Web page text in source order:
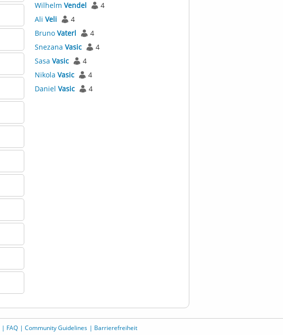
Wilhelm Vendel
4
Ali Veli
4
Bruno Vaterl
4
Snezana Vasic
4
Sasa Vasic
4
Nikola Vasic
4
Daniel Vasic 4
FAQ Community Guidelines
Barrierefreiheit